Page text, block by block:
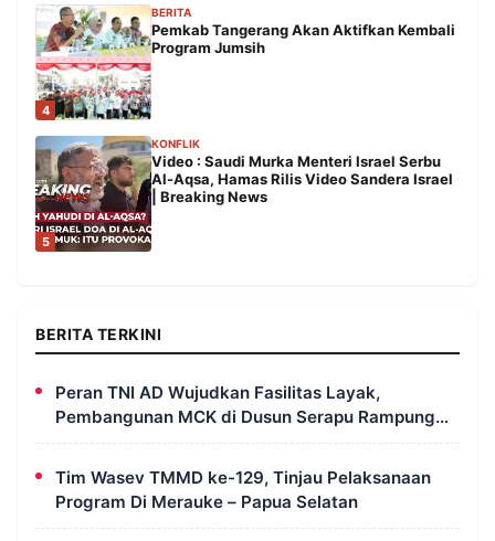
4
BERITA
Pemkab Tangerang Akan Aktifkan Kembali
Program Jumsih
5
KONFLIK
Video : Saudi Murka Menteri Israel Serbu
Al-Aqsa, Hamas Rilis Video Sandera Israel
| Breaking News
BERITA TERKINI
Peran TNI AD Wujudkan Fasilitas Layak,
Pembangunan MCK di Dusun Serapu Rampung
Dikerjakan
Tim Wasev TMMD ke-129, Tinjau Pelaksanaan
Program Di Merauke – Papua Selatan